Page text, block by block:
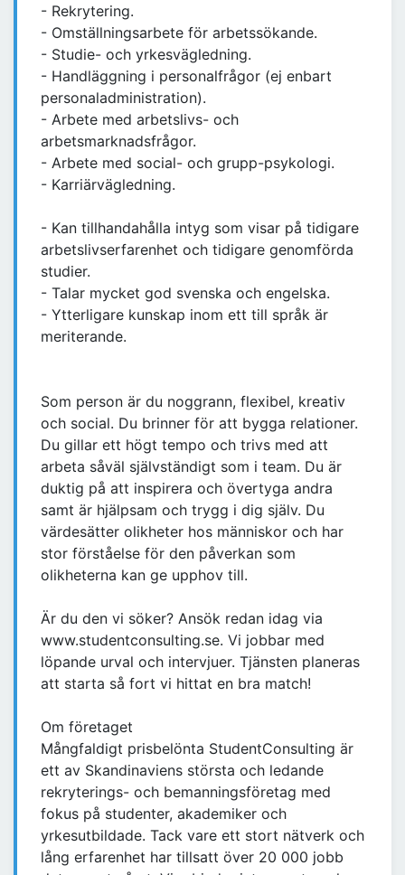
- Rekrytering.
- Omställningsarbete för arbetssökande.
- Studie- och yrkesvägledning.
- Handläggning i personalfrågor (ej enbart
personaladministration).
- Arbete med arbetslivs- och
arbetsmarknadsfrågor.
- Arbete med social- och grupp-psykologi.
- Karriärvägledning.
- Kan tillhandahålla intyg som visar på tidigare
arbetslivserfarenhet och tidigare genomförda
studier.
- Talar mycket god svenska och engelska.
- Ytterligare kunskap inom ett till språk är
meriterande.
Som person är du noggrann, flexibel, kreativ
och social. Du brinner för att bygga relationer.
Du gillar ett högt tempo och trivs med att
arbeta såväl självständigt som i team. Du är
duktig på att inspirera och övertyga andra
samt är hjälpsam och trygg i dig själv. Du
värdesätter olikheter hos människor och har
stor förståelse för den påverkan som
olikheterna kan ge upphov till.
Är du den vi söker? Ansök redan idag via
www.studentconsulting.se. Vi jobbar med
löpande urval och intervjuer. Tjänsten planeras
att starta så fort vi hittat en bra match!
Om företaget
Mångfaldigt prisbelönta StudentConsulting är
ett av Skandinaviens största och ledande
rekryterings- och bemanningsföretag med
fokus på studenter, akademiker och
yrkesutbildade. Tack vare ett stort nätverk och
lång erfarenhet har tillsatt över 20 000 jobb